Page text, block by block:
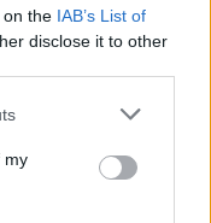
on the IAB’s List of
disclose it to other
or more Google
You may click to
third-party tags to
in below Google
my